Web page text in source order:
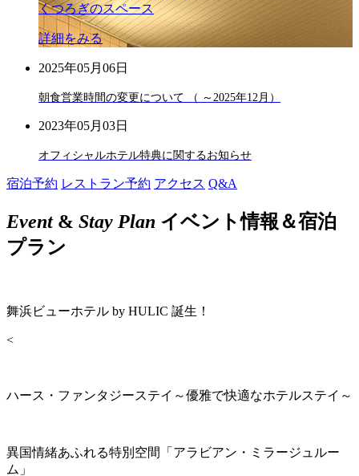
くつろぎのスペース
詳細をみる
2025年05月06日
朝食営業時間の変更について （ ～2025年12月）
2023年05月03日
オフィシャルホテル特典に関するお知らせ
宿泊予約 レストラン予約 アクセス Q&A
Event& Stay Plan イベント情報＆宿泊
プラン
舞浜ビューホテル by HULIC 誕生！
<
ハース・ファンタジーステイ～優雅で快適なホテルステイ～
異国情緒あふれる特別空間「アラビアン・ミラージュルー
ム」